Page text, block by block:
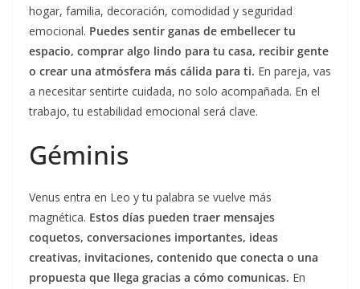
hogar, familia, decoración, comodidad y seguridad
emocional. Puedes sentir ganas de embellecer tu
espacio, comprar algo lindo para tu casa, recibir gente
o crear una atmósfera más cálida para ti. En pareja, vas
a necesitar sentirte cuidada, no solo acompañada. En el
trabajo, tu estabilidad emocional será clave.
Géminis
Venus entra en Leo y tu palabra se vuelve más
magnética. Estos días pueden traer mensajes
coquetos, conversaciones importantes, ideas
creativas, invitaciones, contenido que conecta o una
propuesta que llega gracias a cómo comunicas. En